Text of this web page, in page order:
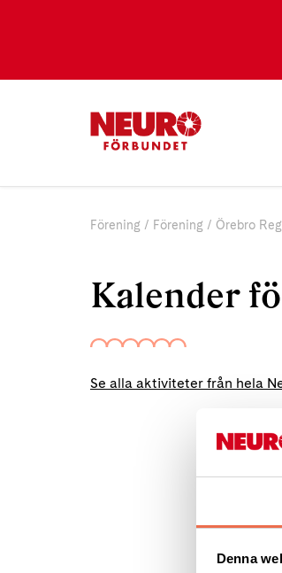
Denna
Förening Förening Örebro
Kalender
Se alla aktiviteter från hela